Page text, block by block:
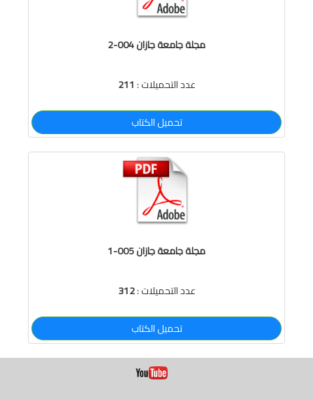
مجلة جامعة جازان 004-2
عدد التحميلات :211
تحميل الكتاب
مجلة جامعة جازان 005-1
عدد التحميلات :312
تحميل الكتاب